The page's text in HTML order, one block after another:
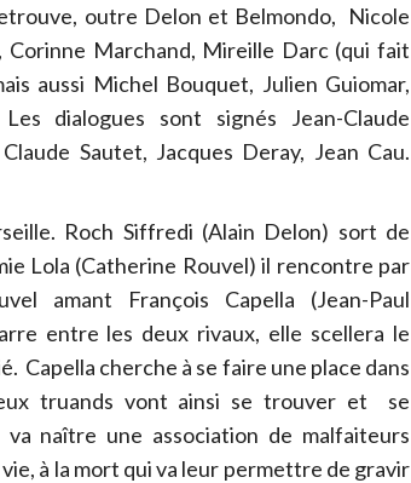
outre Delon et Belmondo, Nicole
Corinne Marchand, Mireille Darc (qui fait
aussi Michel Bouquet, Julien Guiomar,
dialogues sont signés Jean-Claude
Sautet, Jacques Deray, Jean Cau.
Roch Siffredi (Alain Delon) sort de
Lola (Catherine Rouvel) il rencontre par
amant François Capella (Jean-Paul
entre les deux rivaux, elle scellera le
Capella cherche à se faire une place dans
truands vont ainsi se trouver et se
naître une association de malfaiteurs
à la mort qui va leur permettre de gravir